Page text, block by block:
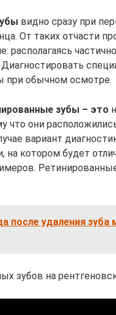
видно сразу при
От таких отчасти
располагаясь
при обычном осмотре.
зубы – это
что они
вариант
на котором будет
после удаления
зубов на